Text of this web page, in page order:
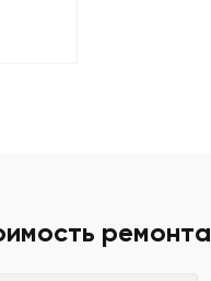
ремонта